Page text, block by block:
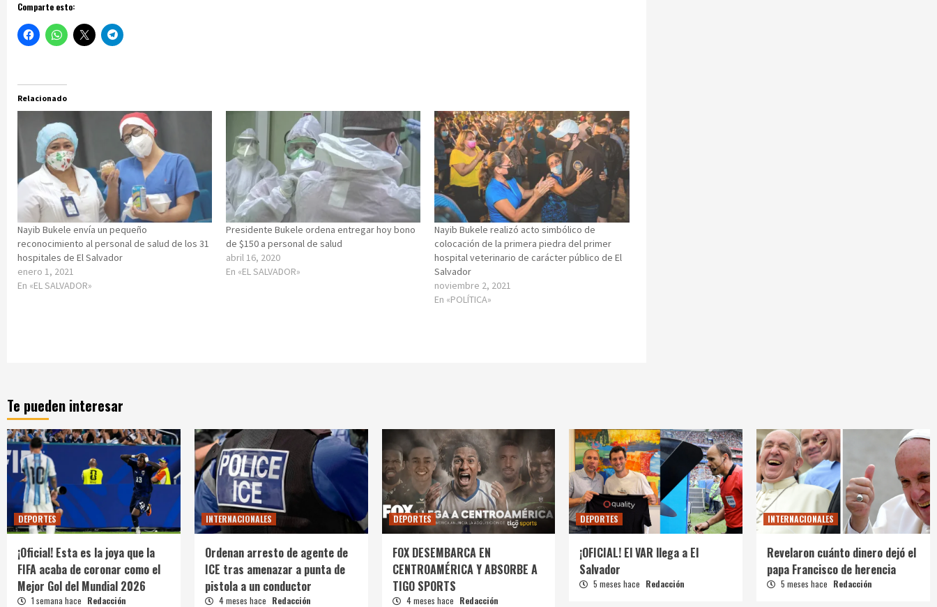
Comparte esto:
Relacionado
Nayib Bukele envía un pequeño
reconocimiento al personal de salud de los 31
hospitales de El Salvador
enero 1, 2021
En «EL SALVADOR»
Presidente Bukele ordena entregar hoy bono
de $150 a personal de salud
abril 16, 2020
En «EL SALVADOR»
Nayib Bukele realizó acto simbólico de
colocación de la primera piedra del primer
hospital veterinario de carácter público de El
Salvador
noviembre 2, 2021
En «POLÍTICA»
Te pueden interesar
DEPORTES
¡Oficial! Esta es la joya que la
FIFA acaba de coronar como el
Mejor Gol del Mundial 2026
1 semana hace Redacción
INTERNACIONALES
Ordenan arresto de agente de
ICE tras amenazar a punta de
pistola a un conductor
4 meses hace Redacción
DEPORTES
FOX DESEMBARCA EN
CENTROAMÉRICA Y ABSORBE A
TIGO SPORTS
4 meses hace Redacción
DEPORTES
¡OFICIAL! El VAR llega a El
Salvador
5 meses hace Redacción
INTERNACIONALES
Revelaron cuánto dinero dejó el
papa Francisco de herencia
5 meses hace Redacción